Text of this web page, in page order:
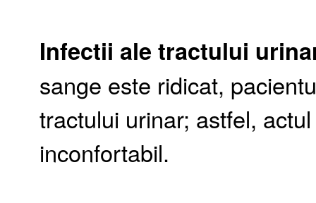
Infectii ale tractului
sange este ridicat,
tractului urinar; astfel,
inconfortabil.